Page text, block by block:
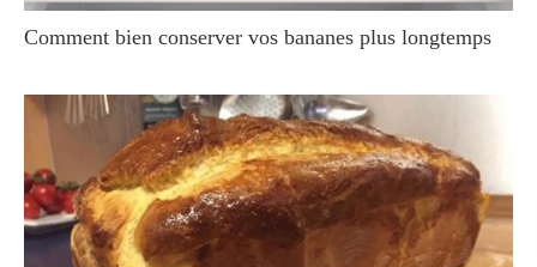
Comment bien conserver vos bananes plus longtemps